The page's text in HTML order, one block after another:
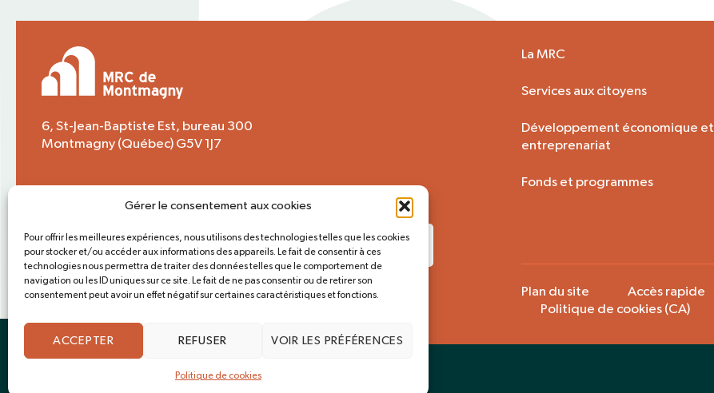
Gérer le consentement aux cookies
Pour offrir les meilleures expériences, nous utilisons des technologies telles que les cookies
pour stocker et/ou accéder aux informations des appareils. Le fait de consentir à ces
technologies nous permettra de traiter des données telles que le comportement de
navigation ou les ID uniques sur ce site. Le fait de ne pas consentir ou de retirer son
consentement peut avoir un effet négatif sur certaines caractéristiques et fonctions.
ACCEPTER REFUSER VOIR LES PRÉFÉRENCES
Politique de cookies
6, St-Jean-Baptiste Est, bureau 300
Montmagny (Québec) G5V 1J7
SOUMETTRE
La MRC
Services aux citoyens
Développement économique et
entreprenariat
Fonds et programmes
Plan du site
Accès rapide
Politique de cookies (CA)
©2026 MRC Montmagny Tous droits réservés.